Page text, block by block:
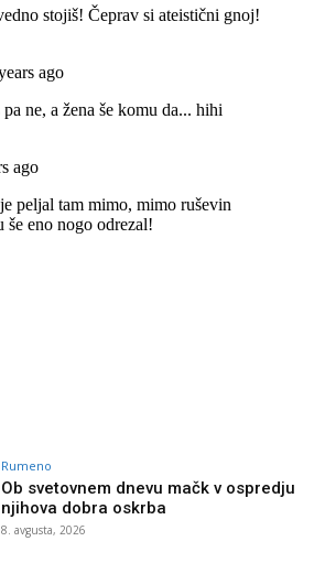
Rumeno
Ob svetovnem dnevu mačk v ospredju
njihova dobra oskrba
8. avgusta, 2026